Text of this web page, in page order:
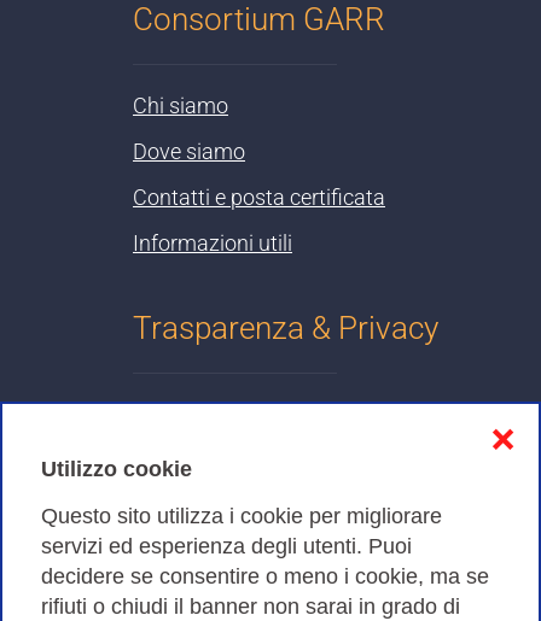
Utilizzo cookie
Questo sito utilizza i cookie per migliorare
servizi ed esperienza degli utenti. Puoi
decidere se consentire o meno i cookie, ma se
rifiuti o chiudi il banner non sarai in grado di
❌
Consortium GARR
Chi siamo
Dove siamo
Contatti e posta certificata
Informazioni utili
Trasparenza & Privacy
Cookies Policy
Amministrazione trasparente
Bandi di Gara